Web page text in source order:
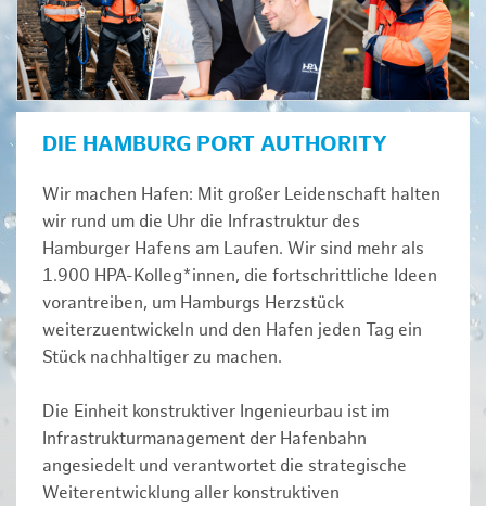
DIE HAMBURG PORT AUTHORITY
Wir machen Hafen: Mit großer Leidenschaft halten
wir rund um die Uhr die Infrastruktur des
Hamburger Hafens am Laufen. Wir sind mehr als
1.900 HPA-Kolleg*innen, die fortschrittliche Ideen
vorantreiben, um Hamburgs Herzstück
weiterzuentwickeln und den Hafen jeden Tag ein
Stück nachhaltiger zu machen.
Die Einheit konstruktiver Ingenieurbau ist im
Infrastrukturmanagement der Hafenbahn
angesiedelt und verantwortet die strategische
Weiterentwicklung aller konstruktiven